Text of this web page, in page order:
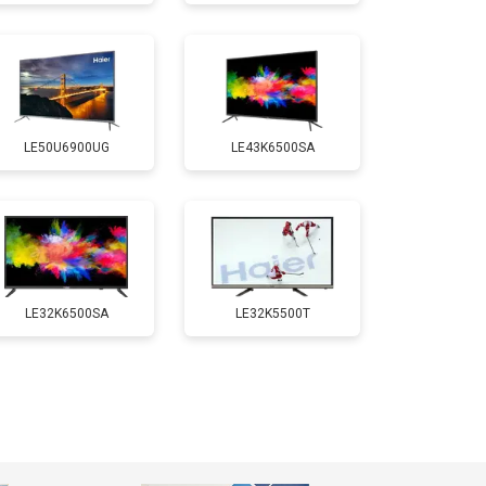
Заказать
5200 ₽ Заказать
3100 ₽ Заказать
3700 ₽
5500 ₽
LE50U6900UG LE43K6500SA
LE32K6500SA LE32K5500T